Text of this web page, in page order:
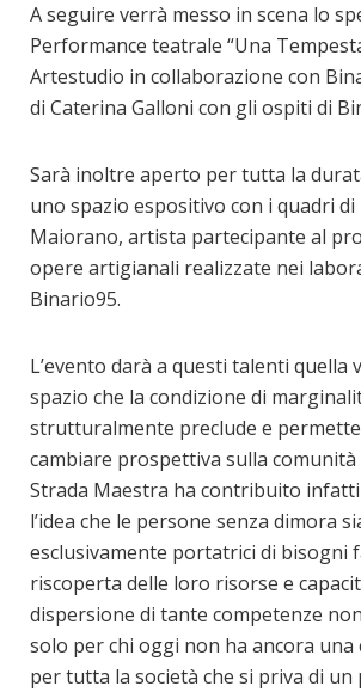
A seguire verrà messo in scena lo
Performance teatrale “Una
Artestudio in collaborazione con
di Caterina Galloni con gli ospiti di
Sarà inoltre aperto per tutta la
uno spazio espositivo con i quadri di
Maiorano, artista partecipante al
opere artigianali realizzate nei
Binario95.
L’evento darà a questi talenti quella
spazio che la condizione di
strutturalmente preclude e
cambiare prospettiva sulla comunità
Strada Maestra ha contribuito
l’idea che le persone senza dimora
esclusivamente portatrici di bisogni
riscoperta delle loro risorse e
dispersione di tante competenze
solo per chi oggi non ha ancora una
per tutta la società che si priva di